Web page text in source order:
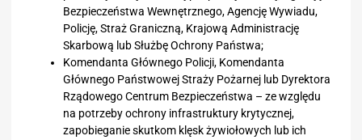
Bezpieczeństwa Wewnętrznego, Agencję Wywiadu,
Policję, Straż Graniczną, Krajową Administrację
Skarbową lub Służbę Ochrony Państwa;
Komendanta Głównego Policji, Komendanta
Głównego Państwowej Straży Pożarnej lub Dyrektora
Rządowego Centrum Bezpieczeństwa – ze względu
na potrzeby ochrony infrastruktury krytycznej,
zapobieganie skutkom klęsk żywiołowych lub ich